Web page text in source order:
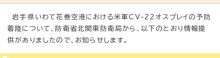
岩手県いわて花巻空港における米軍CV-22オスプレイの予防
着陸について、防衛省北関東防衛局から、以下のとおり情報提
供がありましたので、お知らせします。